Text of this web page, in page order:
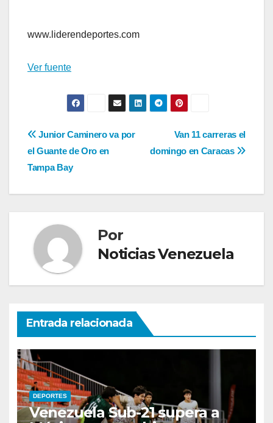
www.liderendeportes.com
Ver fuente
Navegación
de
entradas
Van 11 carreras el
domingo en Caracas
Junior Caminero va por
el Guante de Oro en
Tampa Bay
Por
Noticias Venezuela
Entrada relacionada
DEPORTES
Venezuela Sub-21 supera a